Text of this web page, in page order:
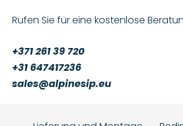
Rufen Sie für eine kostenlose
+371 261 39 720
+31 647417236
sales@alpinesip.eu